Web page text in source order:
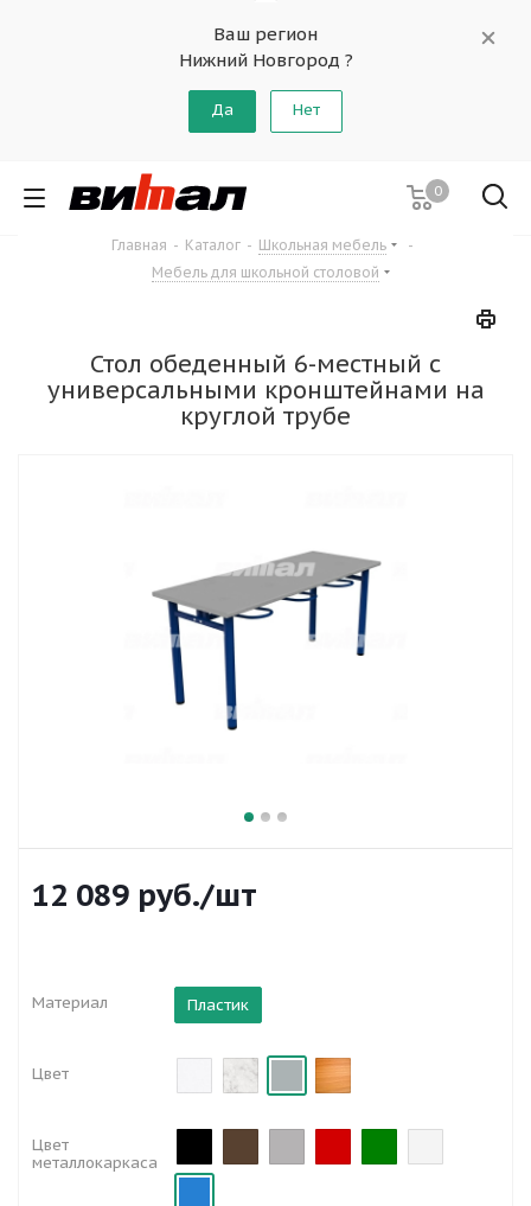
Ваш регион
Нижний Новгород ?
Да Нет
0
Главная - Каталог - Школьная мебель
-
Мебель для школьной столовой
Стол обеденный 6-местный с
универсальными кронштейнами на
круглой трубе
12 089 руб./шт
Материал Пластик
Цвет
Цвет
металлокаркаса